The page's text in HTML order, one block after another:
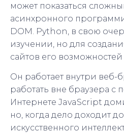
может показаться
асинхронного
DOM. Python, в свою
изучении, но для
сайтов его возможностей
Он работает внутри веб-
работать вне браузера
Интернете JavaScript
но, когда дело доходит
искусственного